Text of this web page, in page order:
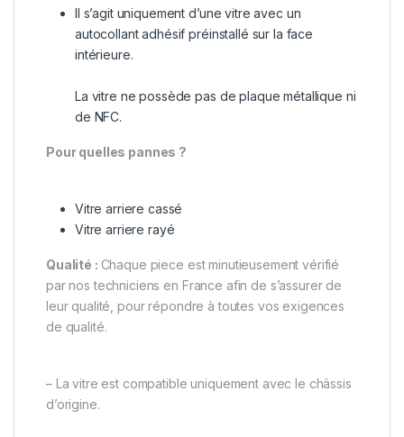
Il s’agit uniquement d’une vitre avec un
autocollant adhésif préinstallé sur la face
intérieure.
La vitre ne possède pas de plaque métallique ni
de NFC.
Pour quelles pannes ?
Vitre arriere cassé
Vitre arriere rayé
Qualité : Chaque piece est minutieusement vérifié
par nos techniciens en France afin de s’assurer de
leur qualité, pour répondre à toutes vos exigences
de qualité.
– La vitre est compatible uniquement avec le châssis
d’origine.